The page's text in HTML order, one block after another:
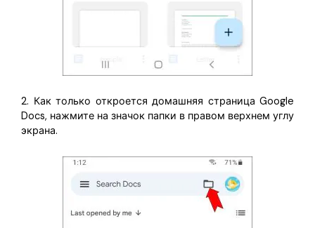
2. Как только откроется домашняя страница Google
Docs, нажмите на значок папки в правом верхнем углу
экрана.